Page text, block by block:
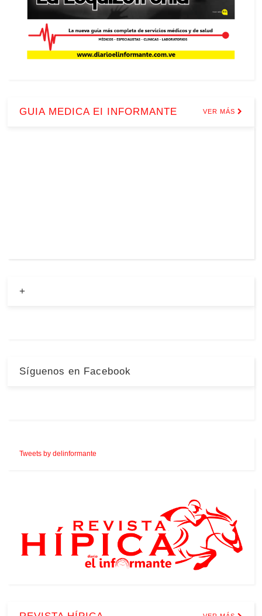
GUIA MEDICA EI INFORMANTE VER MÁS
+
Síguenos en Facebook
Tweets by delinformante